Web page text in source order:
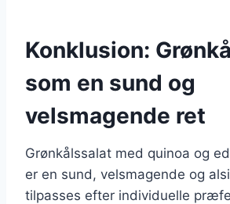
Konklusion:
som en sund og
velsmagende ret
Grønkålssalat med quinoa og
er en sund, velsmagende og
tilpasses efter individuelle